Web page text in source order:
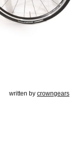
written by crowngears